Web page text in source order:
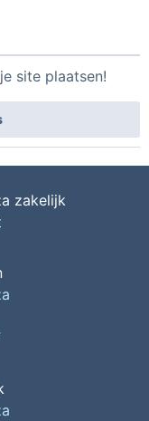
site plaatsen!
zakelijk